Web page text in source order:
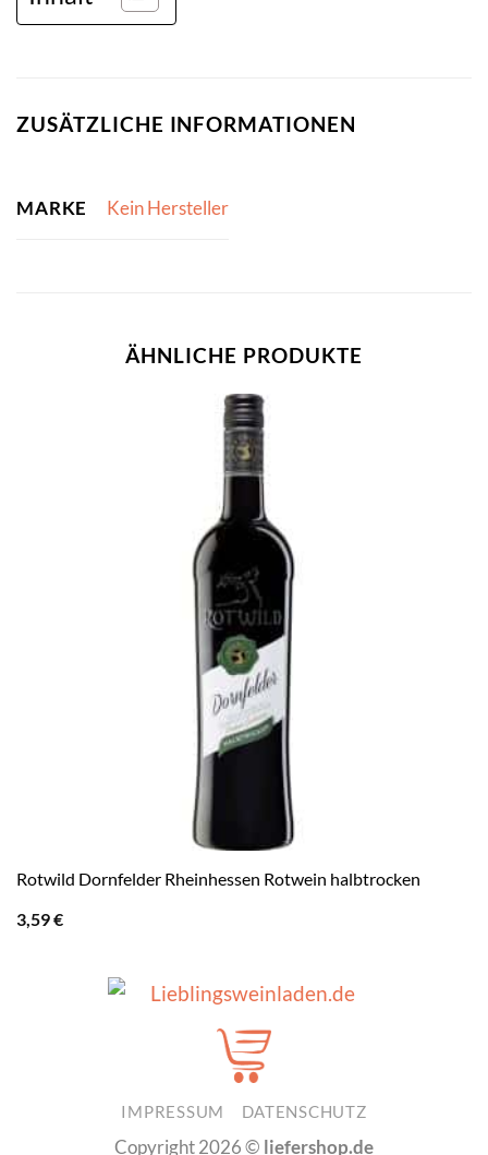
ZUSÄTZLICHE INFORMATIONEN
MARKE Kein Hersteller
ÄHNLICHE PRODUKTE
Rotwild Dornfelder Rheinhessen Rotwein halbtrocken
3,59€
IMPRESSUM DATENSCHUTZ
Copyright 2026 © liefershop.de